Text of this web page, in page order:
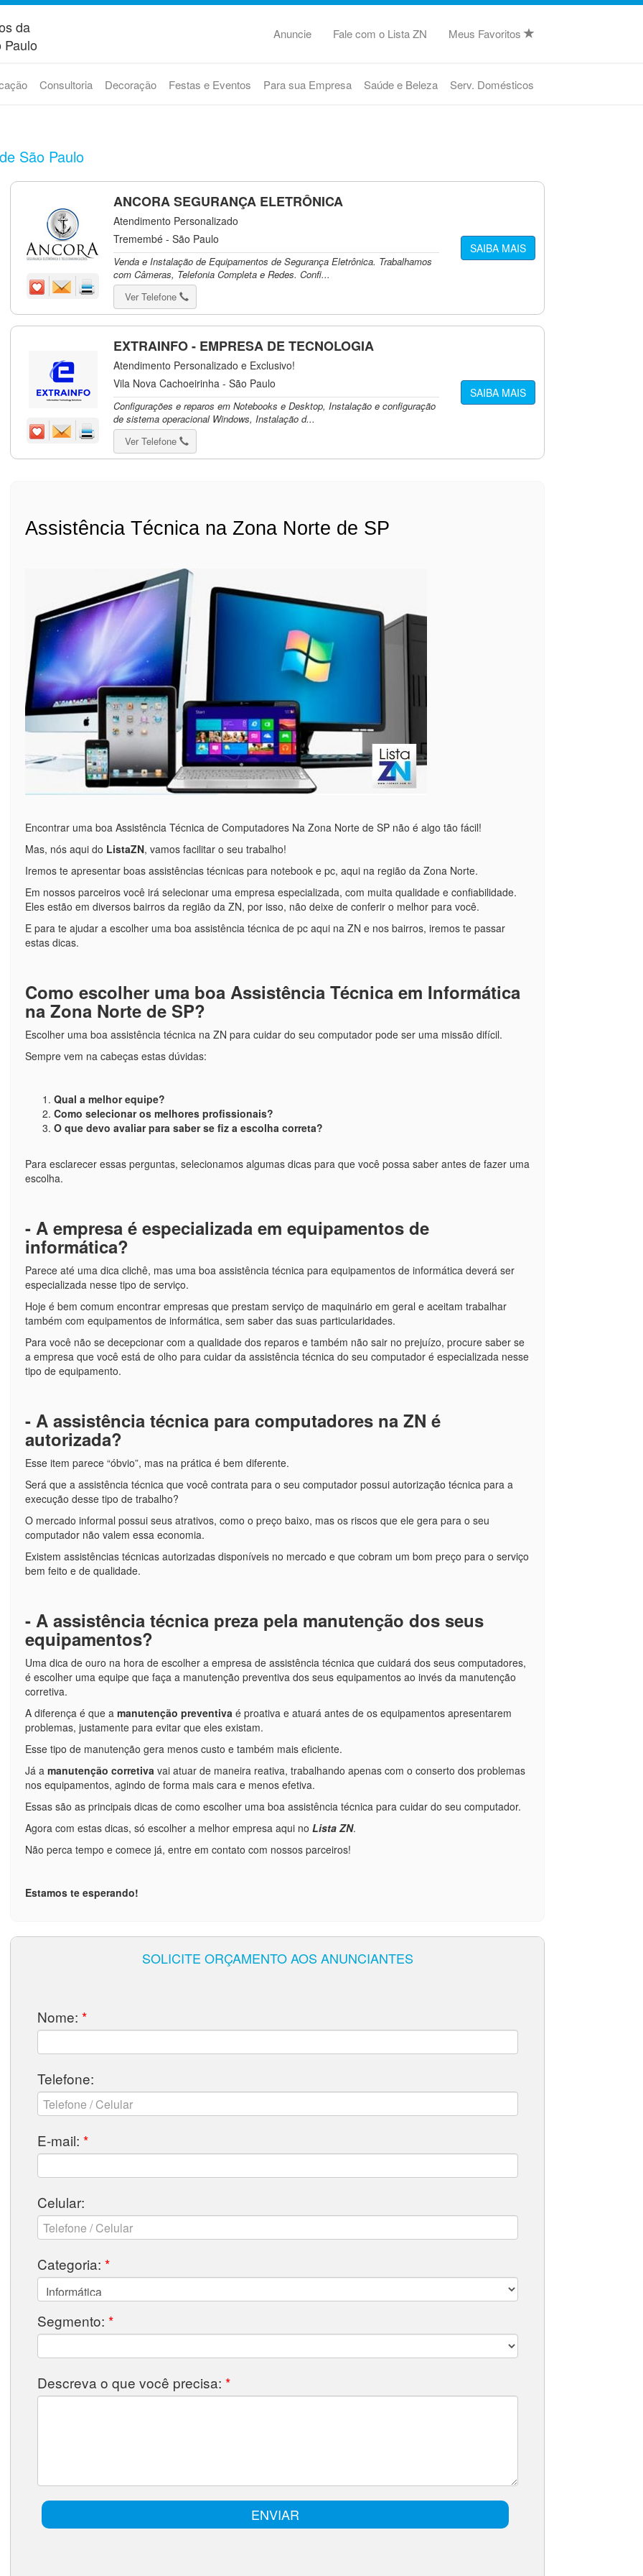
da
Anuncie Fale com o Lista ZN Meus Favoritos
Consultoria Decoração Festas e Eventos Para sua Empresa Saúde e Beleza Serv. Domésticos
São Paulo
ANCORA SEGURANÇA ELETRÔNICA
Atendimento Personalizado
Tremembé - São Paulo
Venda e Instalação de Equipamentos de Segurança Eletrônica. Trabalhamos
com Câmeras, Telefonia Completa e Redes. Confi...
Ver Telefone
SAIBA MAIS
EXTRAINFO - EMPRESA DE TECNOLOGIA
Atendimento Personalizado e Exclusivo!
Vila Nova Cachoeirinha - São Paulo
Configurações e reparos em Notebooks e Desktop, Instalação e configuração
de sistema operacional Windows, Instalação d...
Ver Telefone
SAIBA MAIS
Assistência Técnica na Zona Norte de SP
Encontrar uma boa Assistência Técnica de Computadores Na Zona Norte de SP não é algo tão fácil!
Mas, nós aqui do ListaZN, vamos facilitar o seu trabalho!
Iremos te apresentar boas assistências técnicas para notebook e pc, aqui na região da Zona Norte.
Em nossos parceiros você irá selecionar uma empresa especializada, com muita qualidade e confiabilidade.
Eles estão em diversos bairros da região da ZN, por isso, não deixe de conferir o melhor para você.
E para te ajudar a escolher uma boa assistência técnica de pc aqui na ZN e nos bairros, iremos te passar
estas dicas.
Como escolher uma boa Assistência Técnica em Informática
na Zona Norte de SP?
Escolher uma boa assistência técnica na ZN para cuidar do seu computador pode ser uma missão difícil.
Sempre vem na cabeças estas dúvidas:
Qual a melhor equipe?
Como selecionar os melhores profissionais?
O que devo avaliar para saber se fiz a escolha correta?
Para esclarecer essas perguntas, selecionamos algumas dicas para que você possa saber antes de fazer uma
escolha.
- A empresa é especializada em equipamentos de
informática?
Parece até uma dica clichê, mas uma boa assistência técnica para equipamentos de informática deverá ser
especializada nesse tipo de serviço.
Hoje é bem comum encontrar empresas que prestam serviço de maquinário em geral e aceitam trabalhar
também com equipamentos de informática, sem saber das suas particularidades.
Para você não se decepcionar com a qualidade dos reparos e também não sair no prejuízo, procure saber se
a empresa que você está de olho para cuidar da assistência técnica do seu computador é especializada nesse
tipo de equipamento.
- A assistência técnica para computadores na ZN é
autorizada?
Esse item parece “óbvio”, mas na prática é bem diferente.
Será que a assistência técnica que você contrata para o seu computador possui autorização técnica para a
execução desse tipo de trabalho?
O mercado informal possui seus atrativos, como o preço baixo, mas os riscos que ele gera para o seu
computador não valem essa economia.
Existem assistências técnicas autorizadas disponíveis no mercado e que cobram um bom preço para o serviço
bem feito e de qualidade.
- A assistência técnica preza pela manutenção dos seus
equipamentos?
Uma dica de ouro na hora de escolher a empresa de assistência técnica que cuidará dos seus computadores,
é escolher uma equipe que faça a manutenção preventiva dos seus equipamentos ao invés da manutenção
corretiva.
A diferença é que a manutenção preventiva é proativa e atuará antes de os equipamentos apresentarem
problemas, justamente para evitar que eles existam.
Esse tipo de manutenção gera menos custo e também mais eficiente.
Já a manutenção corretiva vai atuar de maneira reativa, trabalhando apenas com o conserto dos problemas
nos equipamentos, agindo de forma mais cara e menos efetiva.
Essas são as principais dicas de como escolher uma boa assistência técnica para cuidar do seu computador.
Agora com estas dicas, só escolher a melhor empresa aqui no Lista ZN.
Não perca tempo e comece já, entre em contato com nossos parceiros!
Estamos te esperando!